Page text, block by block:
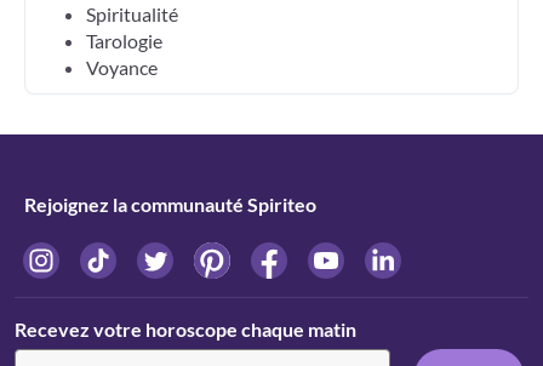
Spiritualité
Tarologie
Voyance
Rejoignez la communauté Spiriteo
Recevez votre horoscope chaque matin